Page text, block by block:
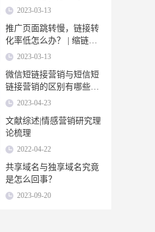
用缩链短链接工具
2023-03-13
推广页面跳转慢，链接转
化率低怎么办？ | 缩链短
链接2023-03-13
微信短链接营销与短信短
链接营销的区别有哪些？
| 缩链短链接
2023-04-23
文献综述|情感营销研究理
论梳理
2022-04-22
共享域名与独享域名究竟
是怎么回事？
2023-09-20